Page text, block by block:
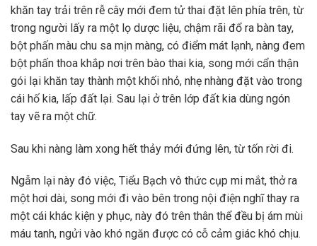
khăn tay trải trên rễ cây mới đem tử thai đặt lên phía trên, từ
trong người lấy ra một lọ dược liệu, chậm rãi đổ ra bàn tay,
bột phấn màu chu sa mịn màng, có điểm mát lạnh, nàng đem
bột phấn thoa khắp nơi trên bào thai kia, song mới cẩn thận
gói lại khăn tay thành một khối nhỏ, nhẹ nhàng đặt vào trong
cái hố kia, lấp đất lại. Sau lại ở trên lớp đất kia dùng ngón
tay vẽ ra một chữ.
Sau khi nàng làm xong hết thảy mới đứng lên, từ tốn rời đi.
Ngẫm lại này đó việc, Tiểu Bạch vô thức cụp mi mắt, thở ra
một hơi dài, song mới đi vào bên trong nội điện nghĩ thay ra
một cái khác kiện y phục, này đó trên thân thể đều bị ám mùi
máu tanh, ngửi vào khó ngăn được có cỗ cảm giác khó chịu.